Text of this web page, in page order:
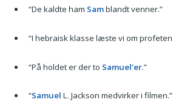
“De kaldte ham Samblandt venner.”
“I hebraisk klasse læste vi om profeten
“På holdet er der to Samuel’er.”
“Samuel L. Jackson medvirker i filmen.”